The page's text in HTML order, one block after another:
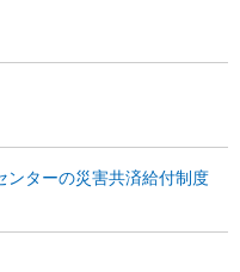
ンターの災害共済給付制度